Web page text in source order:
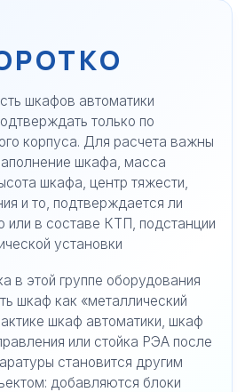
шкафов автоматики
только по
корпуса. Для расчета важны
шкафа, масса
шкафа, центр тяжести,
и то, подтверждается ли
или в составе КТП, подстанции
установки
в этой группе оборудования
шкаф как «металлический
шкаф автоматики, шкаф
или стойка РЭА после
становится другим
добавляются блоки